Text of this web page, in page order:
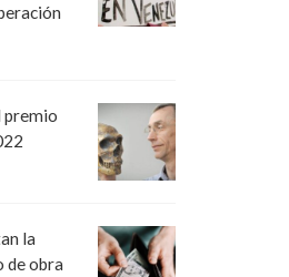
premio
la
de obra